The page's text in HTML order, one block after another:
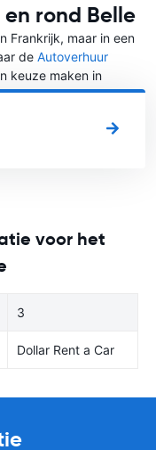
rond Belle
Frankrijk, maar in een
de Autoverhuur
keuze maken in
wilt.
voor het
3
Dollar Rent a Car